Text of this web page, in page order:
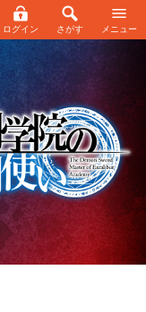
ログイン さがす メニュー